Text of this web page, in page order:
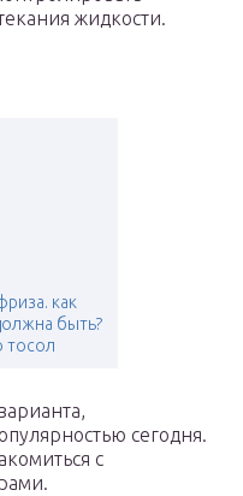
жидкости.
как
быть?
тосол
сегодня.
с